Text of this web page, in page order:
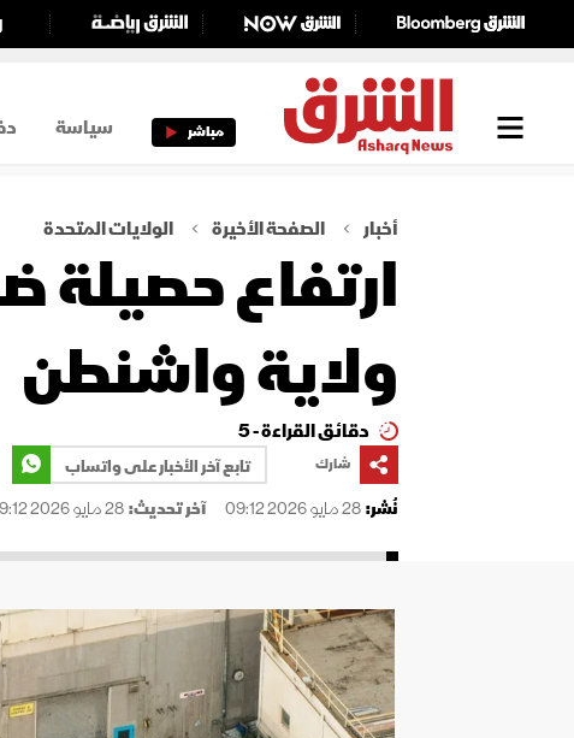
مباشر سياسة
أخبار الصفحة الأخيرة الولايات المتحدة
ارتفاع حصيلة
ولاية واشنطن
دقائق القراءة - 5
شارك
تابع آخر الأخبار على واتساب
نُشر:28 مايو 2026 09:12 آخر تحديث:28 مايو 2026 09:12